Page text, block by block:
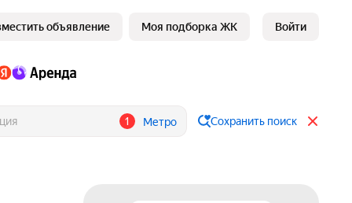
объявление Моя подборка ЖК Войти
1 Метро Сохранить поиск